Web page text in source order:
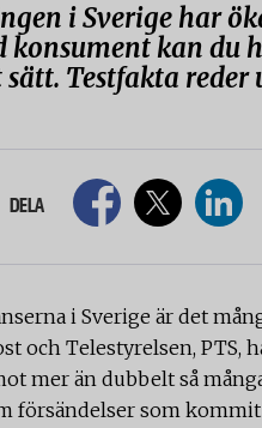
i Sverige har
konsument kan du
Testfakta reder
DELA
i Sverige är det
och Telestyrelsen, PTS,
mer än dubbelt så
försändelser som